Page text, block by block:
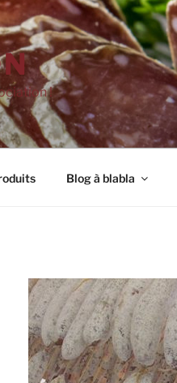
!
Blog à blabla